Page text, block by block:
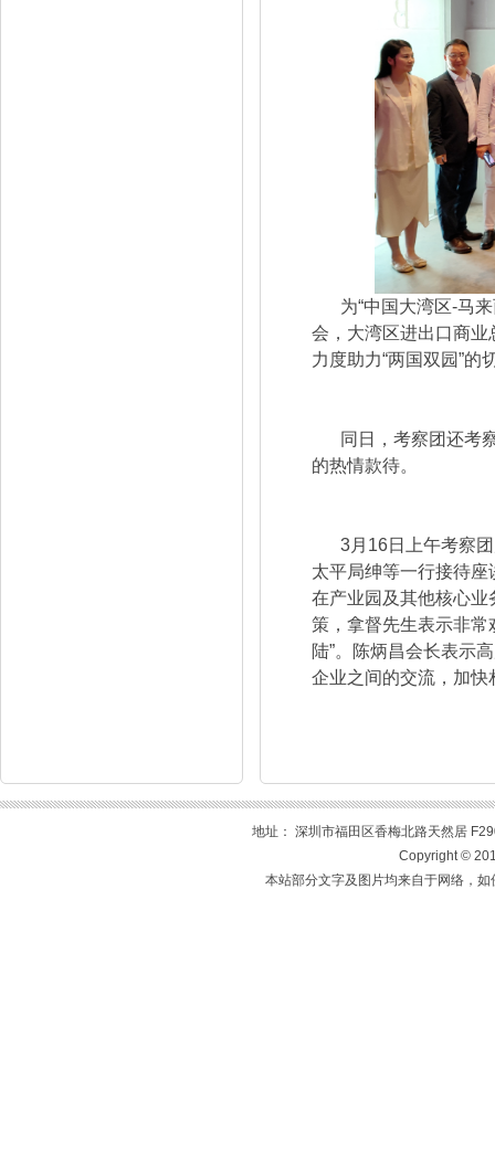
为“中国大湾区-马
会，大湾区进出口商
力度助力“两国双园”
同日，考察团还考
的热情款待。
3月16日上午考察
太平局绅等一行接待
在产业园及其他核心
策，拿督先生表示非常
陆”。陈炳昌会长表示
企业之间的交流，加快
地址： 深圳市福田区香梅北路天然居
Copyright ©
本站部分文字及图片均来自于网络，